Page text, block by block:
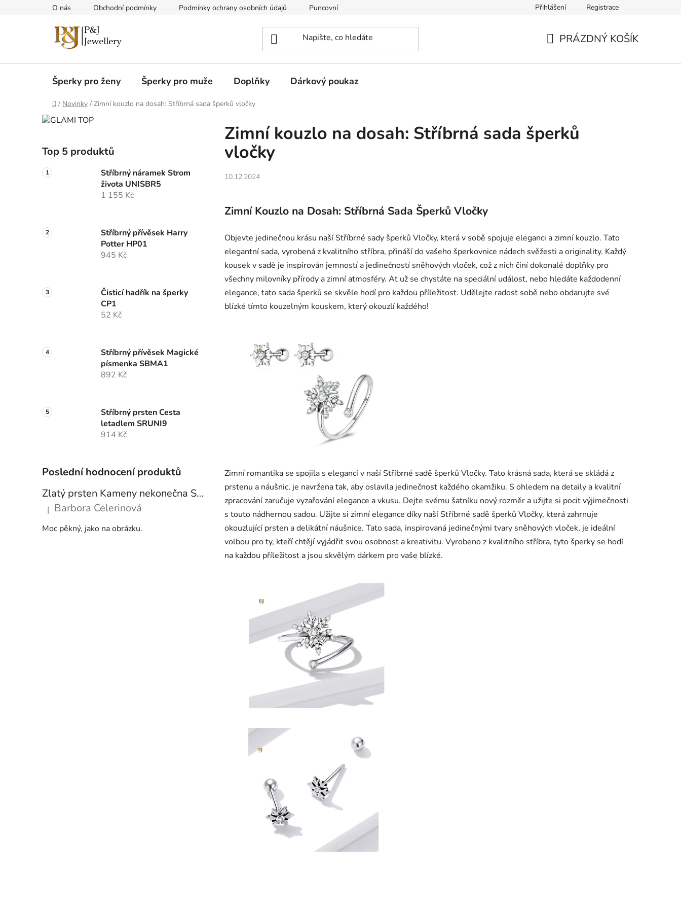
O nás Obchodní podmínky Podmínky ochrany osobních údajů Puncovní značky Výměna zboží a reklamace Kontakt Výběr velikosti
Přihlášení Registrace
PRÁZDNÝ KOŠÍK
Šperky pro ženy Šperky pro muže Doplňky Dárkový poukaz
Domů
/ Novinky / Zimní kouzlo na dosah: Stříbrná sada šperků vločky
P
s
t
r
í
p
l
Top 5 produktů
Stříbrný náramek Strom
života UNISBR5
1 155 Kč
Stříbrný přívěsek Harry
Potter HP01
945 Kč
Čisticí hadřík na šperky
CP1
52 Kč
Stříbrný přívěsek Magické
písmenka SBMA1
892 Kč
Stříbrný prsten Cesta
letadlem SRUNI9
914 Kč
Poslední hodnocení produktů
Zlatý prsten Kameny nekonečna SBA19
Hodnocení produktu je 5 z 5 hvězdiček.
| Barbora Celerinová
Moc pěkný, jako na obrázku.
Zimní kouzlo na dosah: Stříbrná sada šperků
vločky
10.12.2024
Zimní Kouzlo na Dosah: Stříbrná Sada Šperků Vločky
Objevte jedinečnou krásu naší Stříbrné sady šperků Vločky, která v sobě spojuje eleganci a zimní kouzlo. Tato
elegantní sada, vyrobená z kvalitního stříbra, přináší do vašeho šperkovnice nádech svěžesti a originality. Každý
kousek v sadě je inspirován jemností a jedinečností sněhových vloček, což z nich činí dokonalé doplňky pro
všechny milovníky přírody a zimní atmosféry. Ať už se chystáte na speciální událost, nebo hledáte každodenní
elegance, tato sada šperků se skvěle hodí pro každou příležitost. Udělejte radost sobě nebo obdarujte své
blízké tímto kouzelným kouskem, který okouzlí každého!
Zimní romantika se spojila s elegancí v naší Stříbrné sadě šperků Vločky. Tato krásná sada, která se skládá z
prstenu a náušnic, je navržena tak, aby oslavila jedinečnost každého okamžiku. S ohledem na detaily a kvalitní
zpracování zaručuje vyzařování elegance a vkusu. Dejte svému šatníku nový rozměr a užijte si pocit výjimečnosti
s touto nádhernou sadou. Užijte si zimní elegance díky naší Stříbrné sadě šperků Vločky, která zahrnuje
okouzlující prsten a delikátní náušnice. Tato sada, inspirovaná jedinečnými tvary sněhových vloček, je ideální
volbou pro ty, kteří chtějí vyjádřit svou osobnost a kreativitu. Vyrobeno z kvalitního stříbra, tyto šperky se hodí
na každou příležitost a jsou skvělým dárkem pro vaše blízké.